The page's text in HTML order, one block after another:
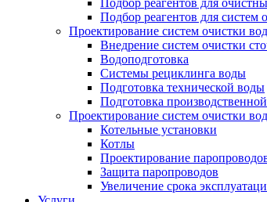
Подбор реагентов для
Подбор реагентов для систем
Проектирование систем очистки
Внедрение систем очистки
Водоподготовка
Системы рециклинга воды
Подготовка технической воды
Подготовка
Проектирование систем очистки
Котельные установки
Котлы
Проектирование
Защита паропроводов
Увеличение срока